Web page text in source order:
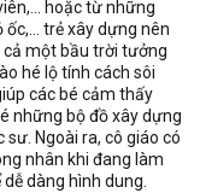
hoặc từ những
ốc,… trẻ xây dựng nên
một bầu trời tưởng
hé lộ tính cách sôi
các bé cảm thấy
những bộ đồ xây dựng
Ngoài ra, cô giáo có
nhân khi đang làm
dàng hình dung.